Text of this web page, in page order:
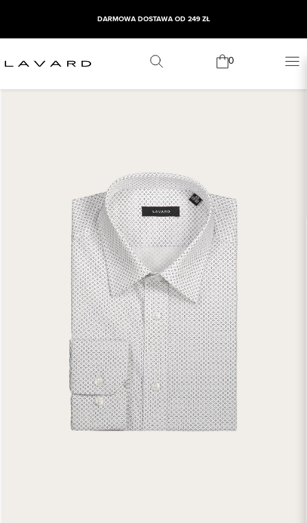
DARMOWA DOSTAWA OD 249 ZŁ
0